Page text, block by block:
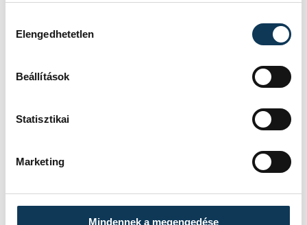
Elengedhetetlen
Beállítások
Statisztikai
Marketing
Mindennek a megengedése
VENDÉG
PUSKÁS AKADÉMIA FC II
HELYSZÍN
RÉSZLETEK
SOROZAT
VENDÉG
VSC VESZPRÉM